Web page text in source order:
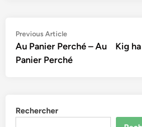
Navigation
de
l’article
Previous ArticlePrevious
article:
Au Panier Perché – Au
Panier Perché
Kig
Rechercher